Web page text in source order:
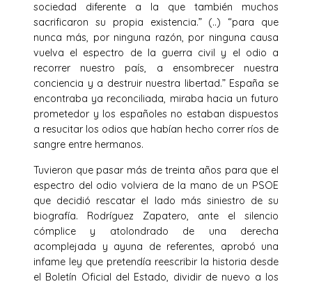
sociedad diferente a la que también muchos
sacrificaron su propia existencia.” (..) “para que
nunca más, por ninguna razón, por ninguna causa
vuelva el espectro de la guerra civil y el odio a
recorrer nuestro país, a ensombrecer nuestra
conciencia y a destruir nuestra libertad.” España se
encontraba ya reconciliada, miraba hacia un futuro
prometedor y los españoles no estaban dispuestos
a resucitar los odios que habían hecho correr ríos de
sangre entre hermanos.
Tuvieron que pasar más de treinta años para que el
espectro del odio volviera de la mano de un PSOE
que decidió rescatar el lado más siniestro de su
biografía. Rodríguez Zapatero, ante el silencio
cómplice y atolondrado de una derecha
acomplejada y ayuna de referentes, aprobó una
infame ley que pretendía reescribir la historia desde
el Boletín Oficial del Estado, dividir de nuevo a los